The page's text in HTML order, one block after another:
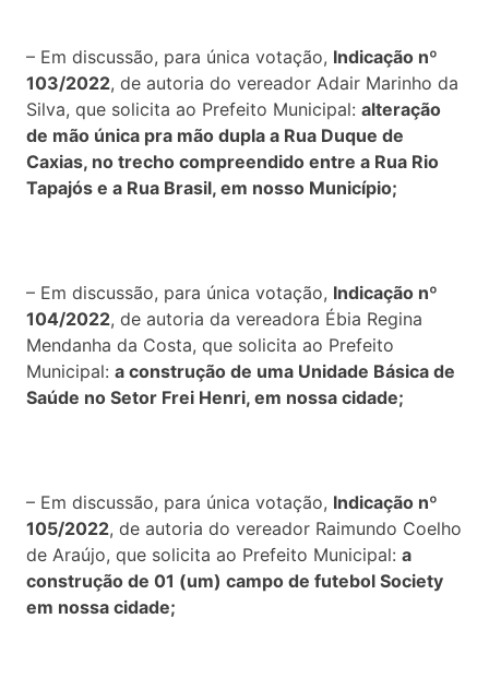
– Em discussão, para única votação, Indicação nº
103/2022, de autoria do vereador Adair Marinho da
Silva, que solicita ao Prefeito Municipal: alteração
de mão única pra mão dupla a Rua Duque de
Caxias, no trecho compreendido entre a Rua Rio
Tapajós e a Rua Brasil, em nosso Município;
– Em discussão, para única votação, Indicação nº
104/2022, de autoria da vereadora Ébia Regina
Mendanha da Costa, que solicita ao Prefeito
Municipal: a construção de uma Unidade Básica de
Saúde no Setor Frei Henri, em nossa cidade;
– Em discussão, para única votação, Indicação nº
105/2022, de autoria do vereador Raimundo Coelho
de Araújo, que solicita ao Prefeito Municipal: a
construção de 01 (um) campo de futebol Society
em nossa cidade;